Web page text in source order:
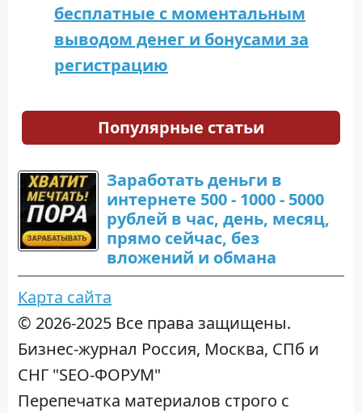
бесплатные с моментальным
выводом денег и бонусами за
регистрацию
Популярные статьи
Заработать деньги в
интернете 500 - 1000 - 5000
рублей в час, день, месяц,
прямо сейчас, без
вложений и обмана
Карта сайта
© 2026-2025 Все права защищены.
Бизнес-журнал Россия, Москва, СПб и
СНГ "SEO-ФОРУМ"
Перепечатка материалов строго с